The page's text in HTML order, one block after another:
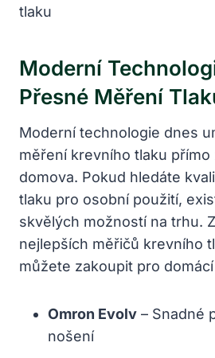
Moderní
Přesné ‍měření
Moderní technologie dnes
měření krevního tlaku
domova. Pokud hledáte
tlaku pro​ osobní⁣ použití,
skvělých‍ možností na trhu.
nejlepších měřičů krevního
můžete zakoupit pro
Omron Evolv – Snadné
nošení